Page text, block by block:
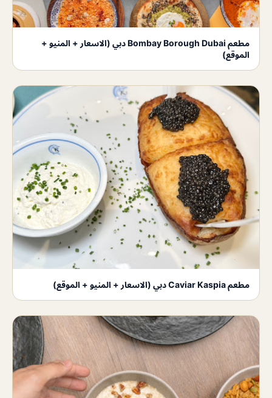
مطعم Bombay Borough Dubai دبي (الاسعار + المنيو +
الموقع)
مطعم Caviar Kaspia دبي (الاسعار + المنيو + الموقع)